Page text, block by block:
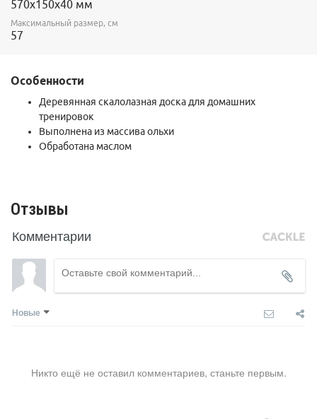
570х150х40 мм
Максимальный размер, см
57
Особенности
Деревянная скалолазная доска для домашних
тренировок
Выполнена из массива ольхи
Обработана маслом
Отзывы
Комментарии
Новые
Никто ещё не оставил комментариев, станьте первым.